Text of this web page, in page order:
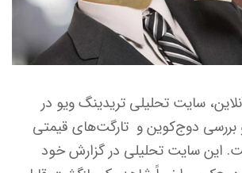
سایت تحلیلی تریدینگ ویو در
بررسی دوج‌کوین و تارگت‌های قیمتی
این سایت تحلیلی در گزارش خود